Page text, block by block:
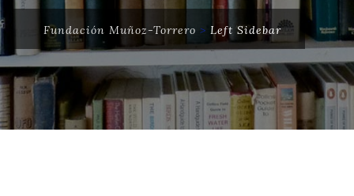
Fundación Muñoz-Torrero > Left Sidebar